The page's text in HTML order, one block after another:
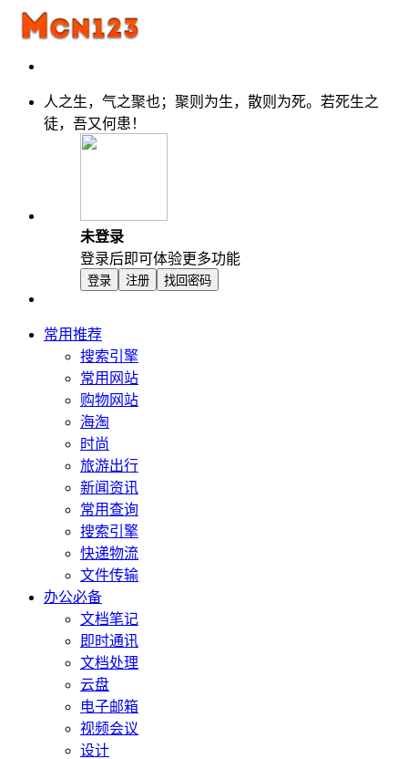
人之生，气之聚也；聚则为生，散则为死。若死生之
徒，吾又何患！
未登录
登录后即可体验更多功能
登录 注册 找回密码
常用推荐
搜索引擎
常用网站
购物网站
海淘
时尚
旅游出行
新闻资讯
常用查询
搜索引擎
快递物流
文件传输
办公必备
文档笔记
即时通讯
文档处理
云盘
电子邮箱
视频会议
设计